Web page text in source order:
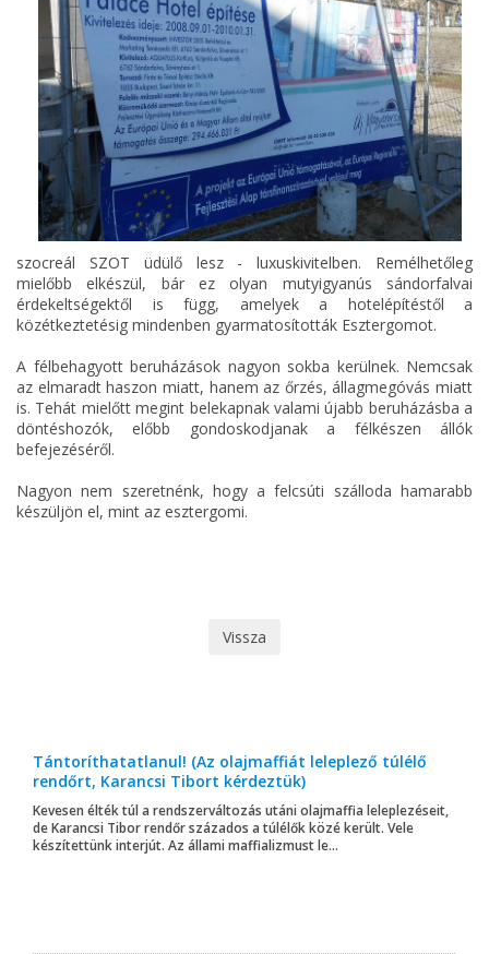
szocreál SZOT üdülő lesz - luxuskivitelben. Remélhetőleg
mielőbb elkészül, bár ez olyan mutyigyanús sándorfalvai
érdekeltségektől is függ, amelyek a hotelépítéstől a
közétkeztetésig mindenben gyarmatosították Esztergomot.
A félbehagyott beruházások nagyon sokba kerülnek. Nemcsak
az elmaradt haszon miatt, hanem az őrzés, állagmegóvás miatt
is. Tehát mielőtt megint belekapnak valami újabb beruházásba a
döntéshozók, előbb gondoskodjanak a félkészen állók
befejezéséről.
Nagyon nem szeretnénk, hogy a felcsúti szálloda hamarabb
készüljön el, mint az esztergomi.
Vissza
Tántoríthatatlanul! (Az olajmaffiát leleplező túlélő
rendőrt, Karancsi Tibort kérdeztük)
Kevesen élték túl a rendszerváltozás utáni olajmaffia leleplezéseit,
de Karancsi Tibor rendőr százados a túlélők közé került. Vele
készítettünk interjút. Az állami maffializmust le...